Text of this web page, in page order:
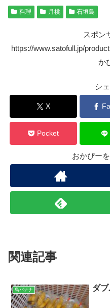
料理 月桃 石垣島
スポン
https://www.satofull.jp/
か
シ
X
Pocket
おかぴー
関連記事
島バナナ ダ